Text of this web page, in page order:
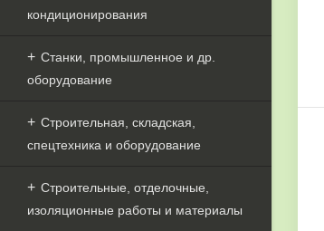
кондиционирования
Станки, промышленное и др.
оборудование
Строительная, складская,
спецтехника и оборудование
Строительные, отделочные,
изоляционные работы и материалы